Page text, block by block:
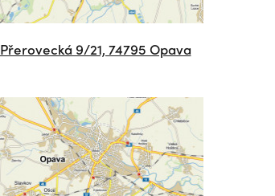
Přerovecká 9/21, 74795 Opava